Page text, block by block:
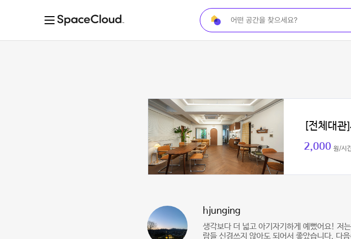
[전체대관
2,000 원/시
hjunging
생각보다 더 넓고 아기자기하게 예뻤어요! 저
람들 신경쓰지 않아도 되어서 좋았습니다. 다